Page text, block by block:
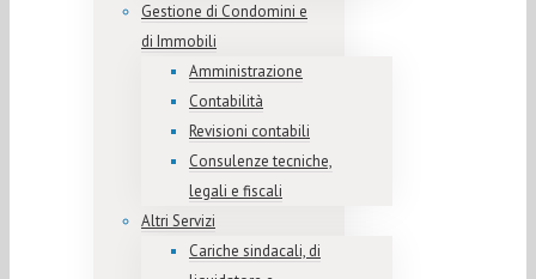
Gestione di Condomini e
di Immobili
Amministrazione
Contabilità
Revisioni contabili
Consulenze tecniche,
legali e fiscali
Altri Servizi
Cariche sindacali, di